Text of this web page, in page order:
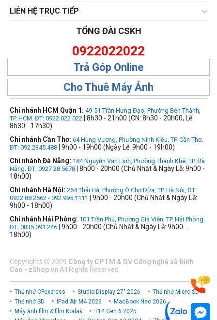
LIÊN HỆ TRỰC TIẾP
TỔNG ĐÀI CSKH
0922022022
Trả Góp Online
Cho Thuê Máy Ảnh
Chi nhánh HCM Quận 1: 49-51 Trần Hưng Đạo, Phường Bến Thành,
TP. HCM. ĐT: 0922 022 022 | 8h30 - 21h00 (CN: 8h30 - 20h00, Lễ:
8h30 - 17h30)
Chi nhánh Cần Thơ: 64 Hùng Vương, Phường Ninh Kiều, TP. Cần Thơ.
ĐT: 092.2345.488 | 9h00 - 19h00 (Ngày Lễ: 9h00 - 19h00)
Chi nhánh Đà Nẵng: 184 Nguyễn Văn Linh, Phường Thanh Khê, TP. Đà
Nẵng. ĐT: 0927 28 5678 | 8h00 - 20h00 (Chủ Nhật & Ngày Lễ: 9h00 -
18h00)
Chi nhánh Hà Nội: 264 Thái Hà, Phường Ô Chợ Dừa, TP. Hà Nội, ĐT:
0922 88 2662 - 092.995.1111
| 9h00 - 20h00 (Chủ Nhật & Ngày Lễ:
9h00 - 18h00)
Chi nhánh Hải Phòng: 101 Trần Phú, Phường Gia Viên, TP. Hải Phòng,
ĐT: 0835 091 246 | 9h00 - 20h00 (Chủ Nhật & Ngày Lễ: 9h00 -
18h00)
Copyrights © 2009 Công ty CPTM & DV Công nghệ số Đỉnh
Cao - zShop.vn All Rights Reserved
Thẻ nhớ CFexpress Studio Display 27" 2026
Thẻ nhớ Micro SD
Thẻ nhớ SD
iPad Air M4 2026
MacBook Neo 2026
Máy ảnh film & film Kodak
T14 Gen 6 2025